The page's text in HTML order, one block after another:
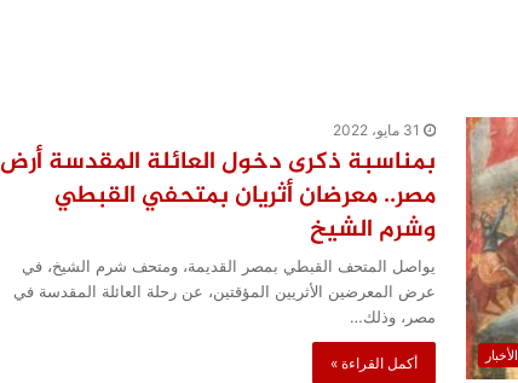
الأخبار
31 مايو، 2022
بمناسبة ذكرى دخول العائلة المقدسة أرض
مصر.. معرضان أثريان بمتحفي القبطي
وشرم الشيخ
يواصل المتحف القبطي بمصر القديمة، ومتحف شرم الشيخ، في
عرض المعرضين الأثريين المؤقتين، عن رحلة العائلة المقدسة في
مصر، وذلك…
أكمل القراءة »